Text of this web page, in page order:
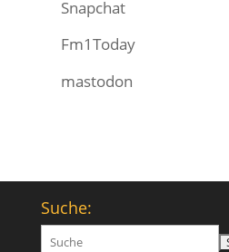
Snapchat
Fm1Today
mastodon
Suche:
Suchen